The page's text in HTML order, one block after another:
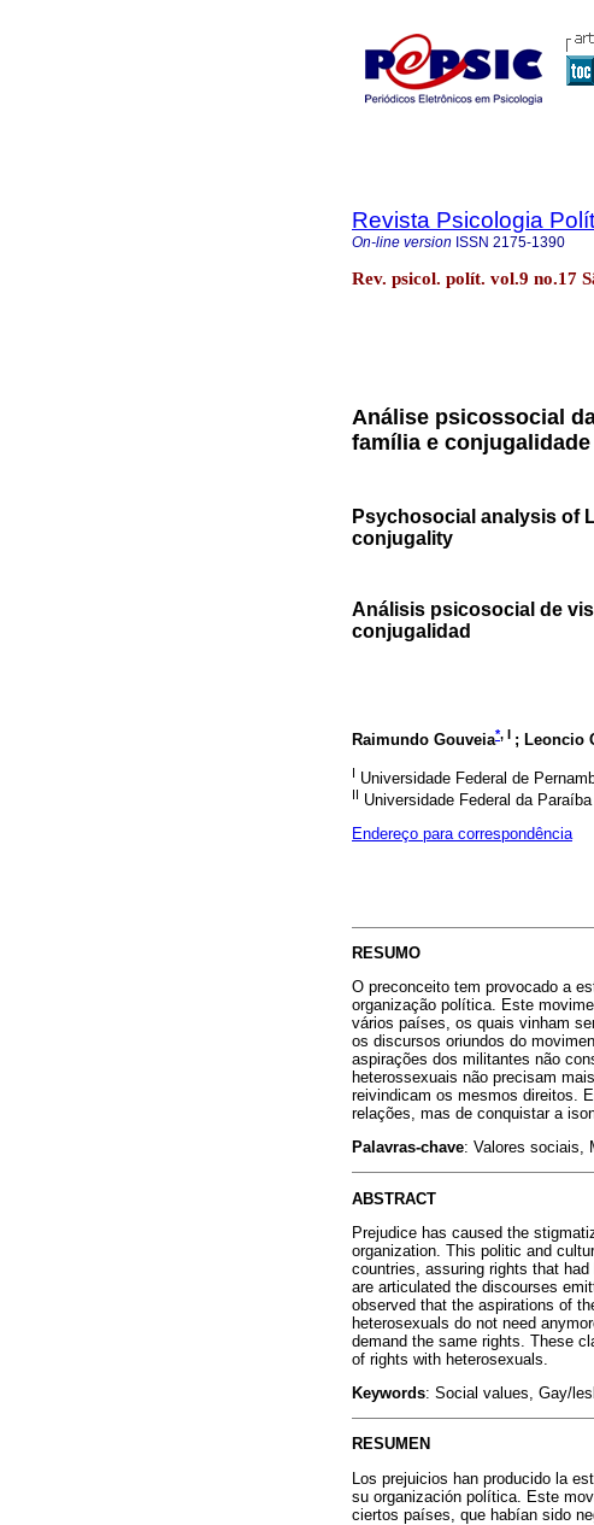
Revista Psicologia
On-line version ISSN 2175-1390
Rev. psicol. polít. vol.9 no.17
Análise psicossocial
família e conjugalidade
Psychosocial analysis of
conjugality
Análisis psicosocial de
conjugalidad
Raimundo Gouveia*, I ; Leoncio
I Universidade Federal de
II Universidade Federal da Paraíba
Endereço para correspondência
RESUMO
O preconceito tem provocado a
organização política. Este
vários países, os quais vinham
os discursos oriundos do
aspirações dos militantes não
heterossexuais não precisam
reivindicam os mesmos direitos.
relações, mas de conquistar a
Palavras-chave: Valores sociais,
ABSTRACT
Prejudice has caused the
organization. This politic and
countries, assuring rights that
are articulated the discourses
observed that the aspirations of
heterosexuals do not need
demand the same rights. These
of rights with heterosexuals.
Keywords: Social values, Gay/
RESUMEN
Los prejuicios han producido la
su organización política. Este
ciertos países, que habían sido